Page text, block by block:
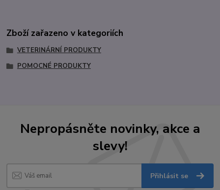
Zboží zařazeno v kategoriích
VETERINÁRNÍ PRODUKTY
POMOCNÉ PRODUKTY
Nepropásněte novinky, akce a
slevy!
Přihlásit se